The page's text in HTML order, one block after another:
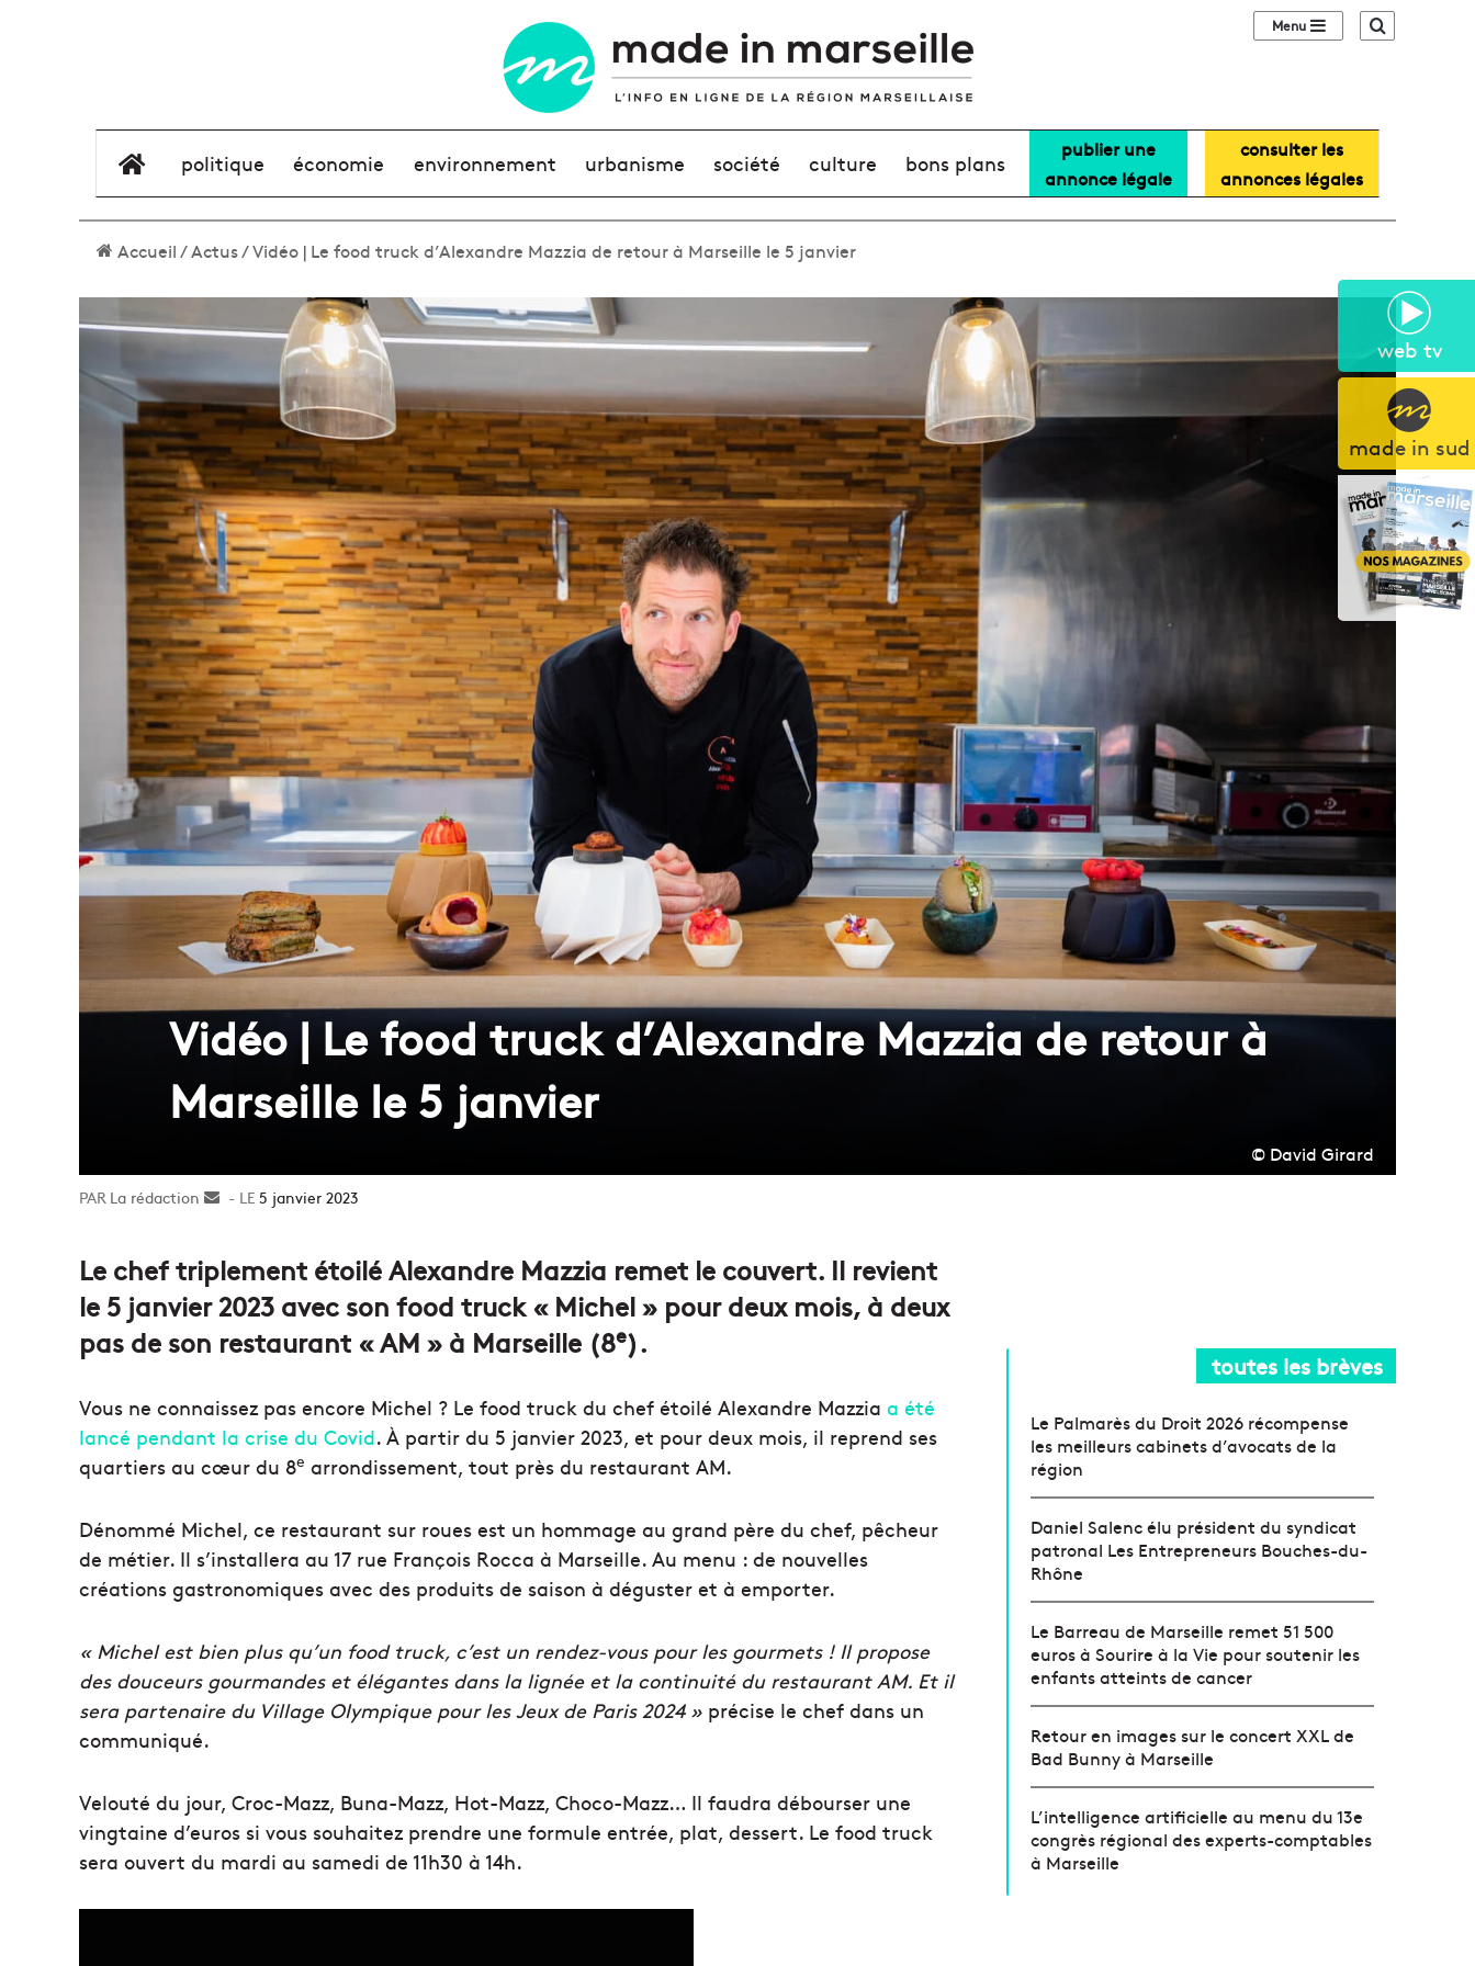
web tv
made in sud
Sidebar (barre
élément de menu
politique économie environnement urbanisme société culture bons plans
publier une
annonce légale
consulter les
annonces légales
Accueil/Actus/Vidéo | Le food truck d’Alexandre Mazzia de retour à Marseille le 5 janvier
Vidéo | Le food truck d’Alexandre Mazzia de retour à
Marseille le 5 janvier
© David Girard
La rédaction
Envoyer5 janvier 2023
Le chef triplement étoilé Alexandre Mazzia remet le couvert. Il revient
le 5 janvier 2023 avec son food truck « Michel » pour deux mois, à deux
pas de son restaurant « AM » à Marseille (8e).
Vous ne connaissez pas encore Michel ? Le food truck du chef étoilé Alexandre Mazzia a été
lancé pendant la crise du Covid. À partir du 5 janvier 2023, et pour deux mois, il reprend ses
quartiers au cœur du 8e arrondissement, tout près du restaurant AM.
Dénommé Michel, ce restaurant sur roues est un hommage au grand père du chef, pêcheur
de métier. Il s’installera au 17 rue François Rocca à Marseille. Au menu : de nouvelles
créations gastronomiques avec des produits de saison à déguster et à emporter.
« Michel est bien plus qu’un food truck, c’est un rendez-vous pour les gourmets ! Il propose
des douceurs gourmandes et élégantes dans la lignée et la continuité du restaurant AM. Et il
sera partenaire du Village Olympique pour les Jeux de Paris 2024 » précise le chef dans un
communiqué.
Velouté du jour, Croc-Mazz, Buna-Mazz, Hot-Mazz, Choco-Mazz… Il faudra débourser une
vingtaine d’euros si vous souhaitez prendre une formule entrée, plat, dessert. Le food truck
sera ouvert du mardi au samedi de 11h30 à 14h.
toutes les brèves
Le Palmarès du Droit 2026 récompense
les meilleurs cabinets d’avocats de la
région
Daniel Salenc élu président du syndicat
patronal Les Entrepreneurs Bouches-du-
Rhône
Le Barreau de Marseille remet 51 500
euros à Sourire à la Vie pour soutenir les
enfants atteints de cancer
Retour en images sur le concert XXL de
Bad Bunny à Marseille
L’intelligence artificielle au menu du 13e
congrès régional des experts-comptables
à Marseille